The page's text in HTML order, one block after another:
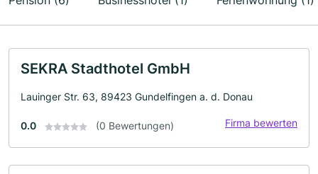
SEKRA Stadthotel GmbH
Lauinger Str. 63, 89423 Gundelfingen a. d. Donau
0.0 (0 Bewertungen) Firma bewerten